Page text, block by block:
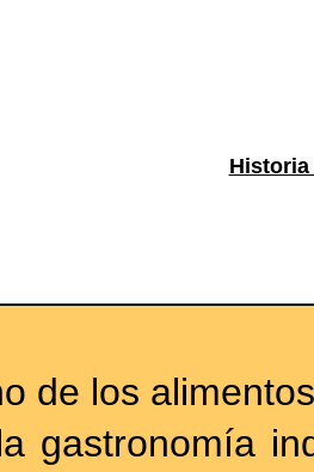
Historia
de los
gastronomía